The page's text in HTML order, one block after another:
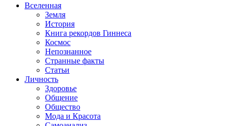
Вселенная
Земля
История
Книга рекордов Гиннеса
Космос
Непознанное
Странные факты
Статьи
Личность
Здоровье
Общение
Общество
Мода и Красота